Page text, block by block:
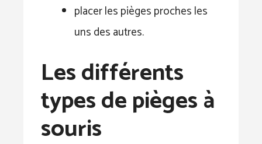
placer les pièges proches les
uns des autres.
Les différents
types de pièges à
souris